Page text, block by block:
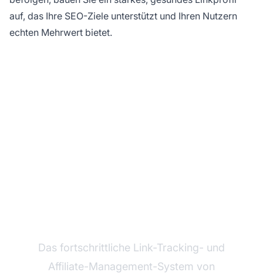
auf, das Ihre SEO-Ziele unterstützt und Ihren Nutzern
echten Mehrwert bietet.
Das fortschrittliche Link-Tracking- und
Affiliate-Management-System von